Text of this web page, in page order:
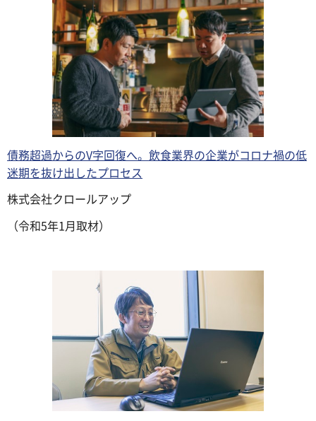
債務超過からのV字回復へ。飲食業界の企業がコロナ禍の低
迷期を抜け出したプロセス
株式会社クロールアップ
（令和5年1月取材）